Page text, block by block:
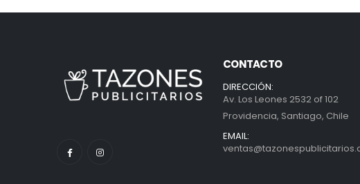
CONTACTO
DIRECCIÓN:
Av. Los Leones 2532 of 102
Providencia, Santiago, Chile
EMAIL: